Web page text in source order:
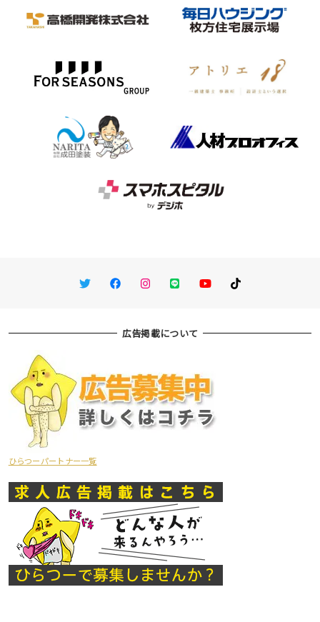
TwitterFacebookInstagram
LINE You TubeTikTok
広告掲載について
ひらつーパートナー一覧